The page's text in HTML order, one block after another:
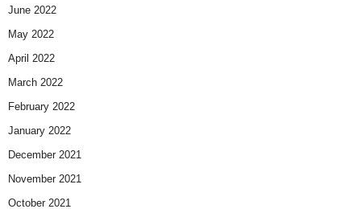
June 2022
May 2022
April 2022
March 2022
February 2022
January 2022
December 2021
November 2021
October 2021